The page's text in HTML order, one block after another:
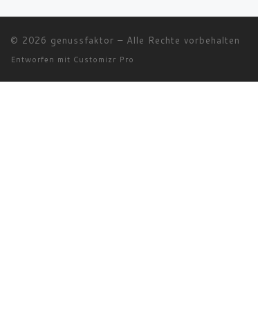
© 2026 genussfaktor – Alle Rechte vorbehalten
Entworfen mit Customizr Pro